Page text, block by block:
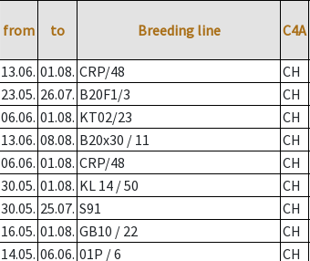
from to Breeding line C4A
13.06. 01.08. CRP/48 CH
23.05. 26.07. B20F1/3 CH
06.06. 01.08. KT02/23 CH
13.06. 08.08. B20x30 / 11 CH
06.06. 01.08. CRP/48 CH
30.05. 01.08. KL 14 / 50 CH
30.05. 25.07. S91 CH
16.05. 01.08. GB10 / 22 CH
14.05. 06.06. 01P / 6 CH